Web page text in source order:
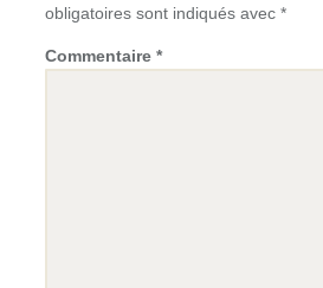
obligatoires sont indiqués avec *
Commentaire *